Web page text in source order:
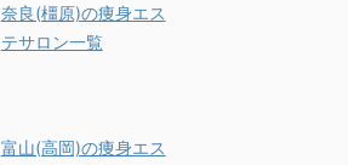
奈良(橿原)の痩身エス
テサロン一覧
富山(高岡)の痩身エス